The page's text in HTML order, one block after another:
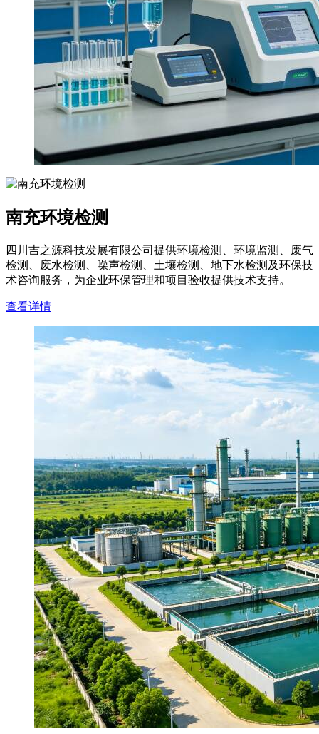
南充环境检测
四川吉之源科技发展有限公司提供环境检测、环境监测、废气
检测、废水检测、噪声检测、土壤检测、地下水检测及环保技
术咨询服务，为企业环保管理和项目验收提供技术支持。
查看详情